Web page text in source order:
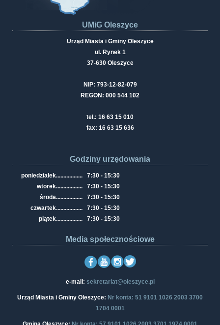
UMiG Oleszyce
Urząd Miasta i Gminy Oleszyce
ul. Rynek 1
37-630 Oleszyce
NIP: 793-12-82-079
REGON: 000 544 102
tel.: 16 63 15 010
fax: 16 63 15 636
Godziny urzędowania
poniedziałek..................
7:30 - 15:30
wtorek..................
7:30 - 15:30
środa..................
7:30 - 15:30
czwartek..................
7:30 - 15:30
piątek.................. 7:30 - 15:30
Media społecznościowe
e-mail: sekretariat@oleszyce.pl
Urząd Miasta i Gminy Oleszyce: Nr konta: 51 9101 1026 2003 3700
1704 0001